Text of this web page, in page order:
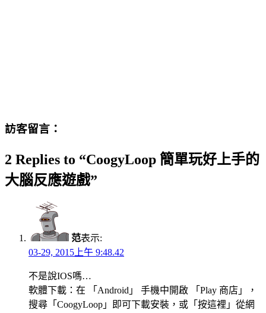
訪客留言：
2 Replies to “CoogyLoop 簡單玩好上手的
大腦反應遊戲”
范表示:
03-29, 2015上午 9:48.42
不是說IOS嗎…
軟體下載：在 「Android」 手機中開啟 「Play 商店」，
搜尋「CoogyLoop」即可下載安裝，或「按這裡」從網